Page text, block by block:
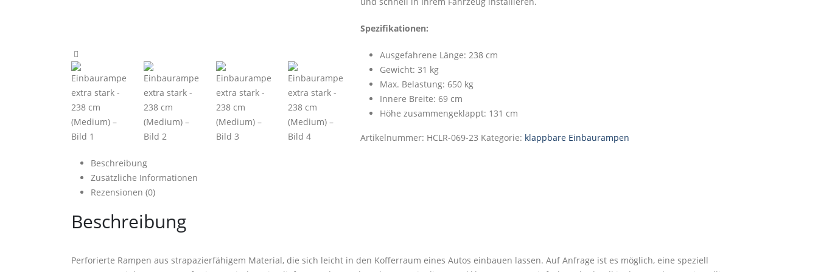
Spezifikationen:
Ausgefahrene Länge: 238 cm
Gewicht: 31 kg
Max. Belastung: 650 kg
Innere Breite: 69 cm
Höhe zusammengeklappt: 131 cm
Artikelnummer: HCLR-069-23 Kategorie: klappbare Einbaurampen
Beschreibung
Zusätzliche Informationen
Rezensionen (0)
Beschreibung
Perforierte Rampen aus strapazierfähigem Material, die sich leicht in den Kofferraum eines Autos einbauen lassen. Auf Anfrage ist es möglich, eine speziell